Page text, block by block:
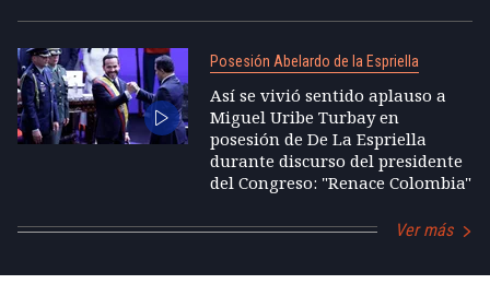
Posesión Abelardo de la Espriella
Así se vivió sentido aplauso a
Miguel Uribe Turbay en
posesión de De La Espriella
durante discurso del presidente
del Congreso: "Renace Colombia"
Ver más